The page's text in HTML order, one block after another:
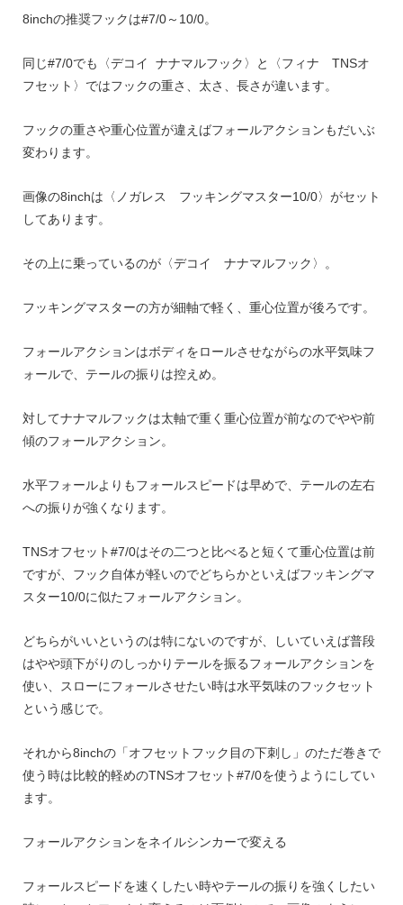
8inchの推奨フックは#7/0～ 10/0。
同じ#7/0でも〈デコイ ナナマルフック〉と〈フィナ TNSオ
フセット〉ではフックの重さ、太さ、長さが違います。
フックの重さや重心位置が違えばフォールアクションもだいぶ
変わります。
画像の8inchは〈ノガレス フッキングマスター10/0〉がセット
してあります。
その上に乗っているのが〈デコイ ナナマルフック〉。
フッキングマスターの方が細軸で軽く、重心位置が後ろです。
フォールアクションはボディをロールさせながらの水平気味フ
ォールで、テールの振りは控えめ。
対してナナマルフックは太軸で重く重心位置が前なのでやや前
傾のフォールアクション。
水平フォールよりもフォールスピードは早めで、テールの左右
への振りが強くなります。
TNSオフセット#7/0はその二つと比べると短くて重心位置は前
ですが、フック自体が軽いのでどちらかといえばフッキングマ
スター10/0に似たフォールアクション。
どちらがいいというのは特にないのですが、しいていえば普段
はやや頭下がりのしっかりテールを振るフォールアクションを
使い、スローにフォールさせたい時は水平気味のフックセット
という感じで。
それから8inchの「オフセットフック目の下刺し」のただ巻きで
使う時は比較的軽めのTNSオフセット#7/0を使うようにしてい
ます。
フォールアクションをネイルシンカーで変える
フォールスピードを速くしたい時やテールの振りを強くしたい